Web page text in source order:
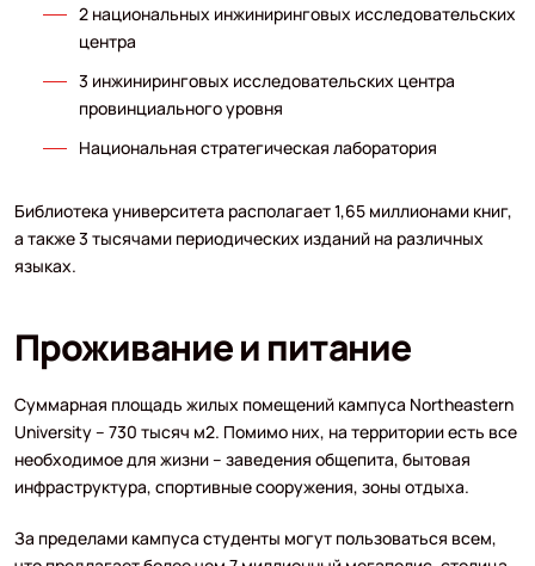
2 национальных инжиниринговых исследовательских
центра
3 инжиниринговых исследовательских центра
провинциального уровня
Национальная стратегическая лаборатория
Библиотека университета располагает 1,65 миллионами книг,
а также 3 тысячами периодических изданий на различных
языках.
Проживание и питание
Суммарная площадь жилых помещений кампуса Northeastern
University – 730 тысяч м2. Помимо них, на территории есть все
необходимое для жизни – заведения общепита, бытовая
инфраструктура, спортивные сооружения, зоны отдыха.
За пределами кампуса студенты могут пользоваться всем,